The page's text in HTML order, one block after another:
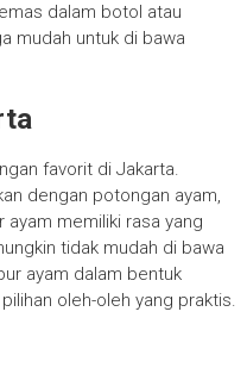
dalam botol atau
mudah untuk di bawa
favorit di Jakarta.
dengan potongan ayam,
memiliki rasa yang
tidak mudah di bawa
ayam dalam bentuk
oleh-oleh yang praktis.